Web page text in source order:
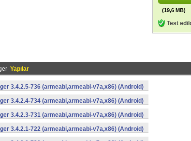
(19,6 MB)
Test
Yapılar
3.4.2.5-736 (armeabi,armeabi-v7a,x86) (Android)
3.4.2.4-734 (armeabi,armeabi-v7a,x86) (Android)
3.4.2.3-731 (armeabi,armeabi-v7a,x86) (Android)
3.4.2.1-722 (armeabi,armeabi-v7a,x86) (Android)